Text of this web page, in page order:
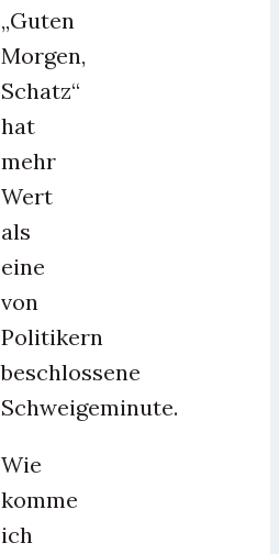
„Guten
Morgen,
Schatz“
hat
mehr
Wert
als
eine
von
Politikern
beschlossene
Schweigeminute.
Wie
komme
ich